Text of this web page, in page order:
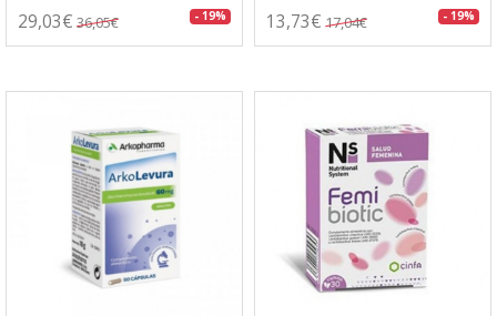
29,03€ 36,05€ - 19% 13,73€ 17,04€ - 19%